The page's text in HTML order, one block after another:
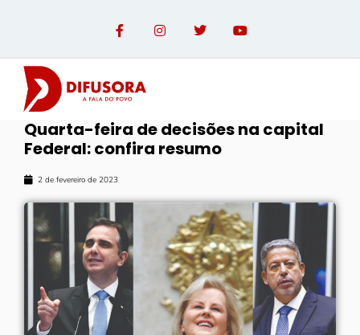
Quarta-feira de decisões na capital
Federal: confira resumo
2 de fevereiro de 2023